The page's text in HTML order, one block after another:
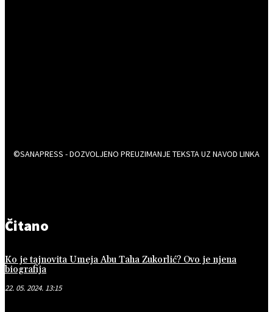
©SANAPRESS - DOZVOLJENO PREUZIMANJE TEKSTA UZ NAVOD LINKA
Čitano
Ko je tajnovita Umeja Abu Taha Zukorlić? Ovo je njena
biografija
22. 05. 2024. 13:15